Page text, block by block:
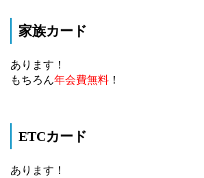
家族カード
あります！
もちろん年会費無料 ！
ETCカード
あります！